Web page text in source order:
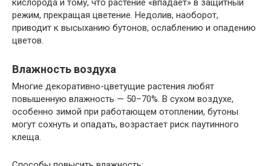
кислорода и тому, что растение «впадает» в защитный
режим, прекращая цветение. Недолив, наоборот,
приводит к высыханию бутонов, ослаблению и опадению
цветов.
Влажность воздуха
Многие декоративно-цветущие растения любят
повышенную влажность — 50–70%. В сухом воздухе,
особенно зимой при работающем отоплении, бутоны
могут сохнуть и опадать, возрастает риск паутинного
клеща.